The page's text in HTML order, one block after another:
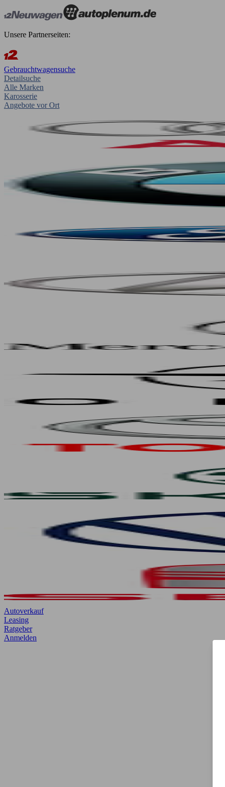
Unsere Partnerseiten:
Gebrauchtwagensuche
Detailsuche
Alle Marken
Karosserie
Angebote vor Ort
Autoverkauf
Leasing
Ratgeber
Anmelden